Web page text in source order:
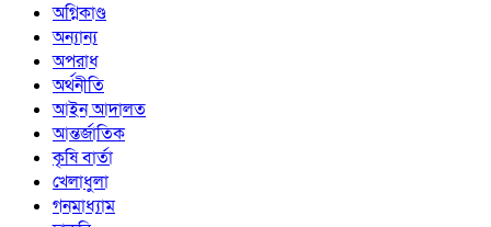
অগ্নিকাণ্ড
অন্যান্য
অপরাধ
অর্থনীতি
আইন আদালত
আন্তর্জাতিক
কৃষি বার্তা
খেলাধুলা
গনমাধ্যাম